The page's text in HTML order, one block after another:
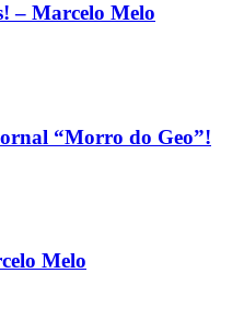
– Marcelo Melo
“Morro do Geo”!
Melo